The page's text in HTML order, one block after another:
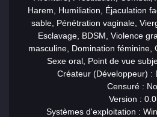
Harem, Humiliation, Éjaculation
sable, Pénétration vaginale,
Esclavage, BDSM, Violence
masculine, Domination féminine,
Sexe oral, Point de vue
Créateur (Développeur) :
Censuré :
Version :
Systèmes d'exploitation :